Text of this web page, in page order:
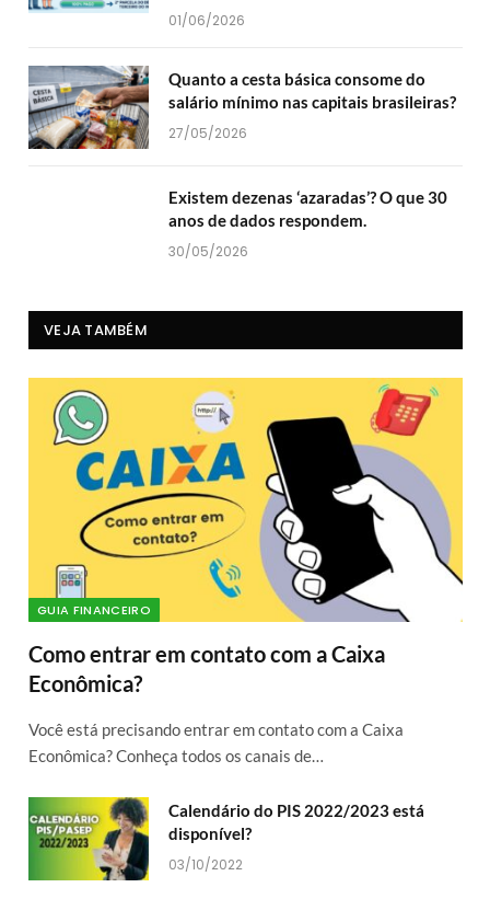
01/06/2026
Quanto a cesta básica consome do
salário mínimo nas capitais brasileiras?
27/05/2026
Existem dezenas ‘azaradas’? O que 30
anos de dados respondem.
30/05/2026
VEJA TAMBÉM
GUIA FINANCEIRO
Como entrar em contato com a Caixa
Econômica?
Você está precisando entrar em contato com a Caixa
Econômica? Conheça todos os canais de…
Calendário do PIS 2022/2023 está
disponível?
03/10/2022